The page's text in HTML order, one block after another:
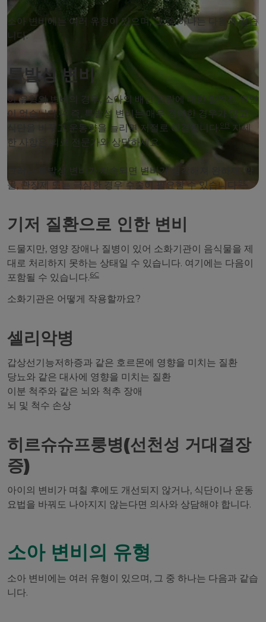
소아 변비에는 여러 유형이 있으며, 그 중 하나는 다음과 같습
니다.
특발성 변비
이 유형의 변비의 경우, 소아의 배변 곤란에 대한 알려진 원인
이 없습니다.9A
즉, 특발성 변비는 매우 경미한 경우가 많고,
식단을 바꾸고 운동량을 늘리면 저절로 해결됩니다.9B 자세
한 사항은 의료 전문가와 상담하세요.
그러나 특발성 변비가 지속되면 변비가 심각해져 완하제, 약
물, 관장제 또는 극심한 경우 수술이 필요할 수 있습니다.
기저 질환으로 인한 변비
드물지만, 영양 장애나 질병이 있어 소화기관이 음식물을 제
대로 처리하지 못하는 상태일 수 있습니다. 여기에는 다음이
포함될 수 있습니다.6C
소화기관은 어떻게 작용할까요?
셀리악병
갑상선기능저하증과 같은 호르몬에 영향을 미치는 질환
당뇨와 같은 대사에 영향을 미치는 질환
이분 척주와 같은 뇌와 척추 장애
뇌 및 척수 손상
히르슈슈프룽병(선천성 거대결장
증)
아이의 변비가 며칠 후에도 개선되지 않거나, 식단이나 운동
요법을 바꿔도 나아지지 않는다면 의사와 상담해야 합니다.
소아 변비의 유형
소아 변비에는 여러 유형이 있으며, 그 중 하나는 다음과 같습
니다.